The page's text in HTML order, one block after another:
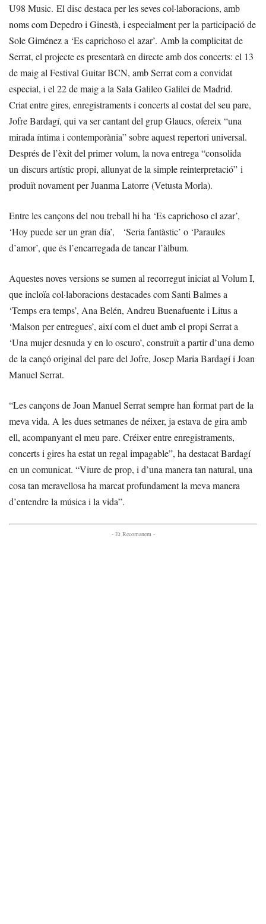
U98 Music. El disc destaca per les seves col·laboracions, amb
noms com Depedro i Ginestà, i especialment per la participació de
Sole Giménez a ‘Es caprichoso el azar’. Amb la complicitat de
Serrat, el projecte es presentarà en directe amb dos concerts: el 13
de maig al Festival Guitar BCN, amb Serrat com a convidat
especial, i el 22 de maig a la Sala Galileo Galilei de Madrid.
Criat entre gires, enregistraments i concerts al costat del seu pare,
Jofre Bardagí, qui va ser cantant del grup Glaucs, ofereix “una
mirada íntima i contemporània” sobre aquest repertori universal.
Després de l’èxit del primer volum, la nova entrega “consolida
un discurs artístic propi, allunyat de la simple reinterpretació” i
produït novament per Juanma Latorre (Vetusta Morla).
Entre les cançons del nou treball hi ha ‘Es caprichoso el azar’,
‘Hoy puede ser un gran día’, ‘Seria fantàstic’ o ‘Paraules
d’amor’, que és l’encarregada de tancar l’àlbum.
Aquestes noves versions se sumen al recorregut iniciat al Volum I,
que incloïa col·laboracions destacades com Santi Balmes a
‘Temps era temps’, Ana Belén, Andreu Buenafuente i Litus a
‘Malson per entregues’, així com el duet amb el propi Serrat a
‘Una mujer desnuda y en lo oscuro’, construït a partir d’una demo
de la cançó original del pare del Jofre, Josep Maria Bardagí i Joan
Manuel Serrat.
“Les cançons de Joan Manuel Serrat sempre han format part de la
meva vida. A les dues setmanes de néixer, ja estava de gira amb
ell, acompanyant el meu pare. Créixer entre enregistraments,
concerts i gires ha estat un regal impagable”, ha destacat Bardagí
en un comunicat. “Viure de prop, i d’una manera tan natural, una
cosa tan meravellosa ha marcat profundament la meva manera
d’entendre la música i la vida”.
- Et Recomanem -